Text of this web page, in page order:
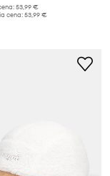
53,99 €
cena:53,99 €